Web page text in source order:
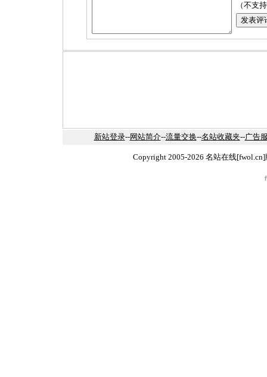
（不支
新站登录--网站简介--流量交换--名站收藏夹--广告
Copyright 2005-2026 名站在线